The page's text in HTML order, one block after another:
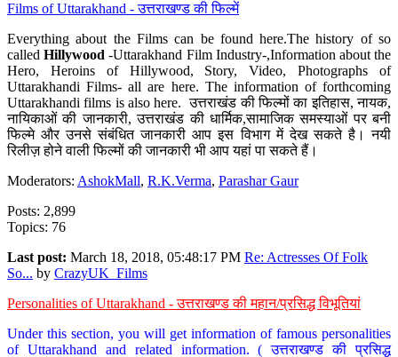
Films of Uttarakhand - उत्तराखण्ड की फिल्में
Everything about the Films can be found here.The history of so
calledHillywood-Uttarakhand Film Industry-,Information about the
Hero, Heroins of Hillywood, Story, Video, Photographs of
Uttarakhandi Films- all are here. The information of forthcoming
Uttarakhandi films is also here. उत्तराखंड की फिल्मों का इतिहास, नायक,
नायिकाओं की जानकारी, उत्तराखंड की धार्मिक,सामाजिक समस्याओं पर बनी
फिल्मे और उनसे संबंधित जानकारी आप इस विभाग में देख सकते है। नयी
रिलीज़ होने वाली फिल्मों की जानकारी भी आप यहां पा सकते हैं।
Moderators: AshokMall, R.K.Verma, Parashar Gaur
Posts: 2,899
Topics: 76
Last post: March 18, 2018, 05:48:17 PM Re: Actresses Of Folk
So... by CrazyUK_Films
Personalities of Uttarakhand - उत्तराखण्ड की महान/प्रसिद्ध विभूतियां
Under this section, you will get information of famous personalities
of Uttarakhand and related information. ( उत्तराखण्ड की प्रसिद्ध